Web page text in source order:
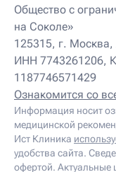
Детский отоневролог
Детский подиатр
Детский психолог
Детский
Детский реабилитолог
Детский ревматолог
Детский
Детский сомнолог
Детский спортивный
Детский травматолог
Детский травматолог-
Общество с
на Соколе»
125315, г. Москва,
ИНН 7743261206,
1187746571429
Ознакомится со
Информация носит
медицинской
Ист Клиника
удобства сайта.
офертой. Актуальные